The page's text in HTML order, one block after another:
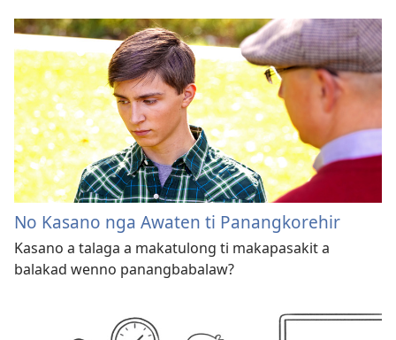
No Kasano nga Awaten ti Panangkorehir
Kasano a talaga a makatulong ti makapasakit a
balakad wenno panangbabalaw?